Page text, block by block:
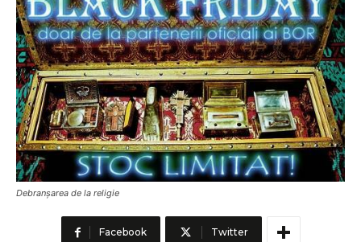
Debranșarea de la religie
Facebook Twitter